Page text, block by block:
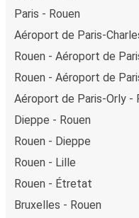
Paris - Rouen
Aéroport de Paris-
Rouen - Aéroport de
Rouen - Aéroport de
Aéroport de Paris-Orly -
Dieppe - Rouen
Rouen - Dieppe
Rouen - Lille
Rouen - Étretat
Bruxelles - Rouen